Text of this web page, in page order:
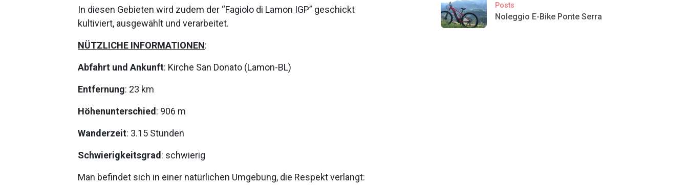
In diesen Gebieten wird zudem der “Fagiolo di Lamon IGP” geschickt
kultiviert, ausgewählt und verarbeitet.
NÜTZLICHE INFORMATIONEN:
Abfahrt und Ankunft: Kirche San Donato (Lamon-BL)
Entfernung: 23 km
Höhenunterschied : 906 m
Wanderzeit: 3.15 Stunden
Schwierigkeitsgrad : schwierig
Man befindet sich in einer natürlichen Umgebung, die Respekt verlangt:
Posts
Noleggio E-Bike Ponte Serra